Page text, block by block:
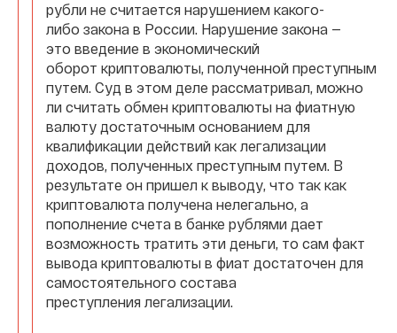
рубли не считается нарушением какого-
либо закона в России. Нарушение закона —
это введение в экономический
оборот криптовалюты, полученной преступным
путем. Суд в этом деле рассматривал, можно
ли считать обмен криптовалюты на фиатную
валюту достаточным основанием для
квалификации действий как легализации
доходов, полученных преступным путем. В
результате он пришел к выводу, что так как
криптовалюта получена нелегально, а
пополнение счета в банке рублями дает
возможность тратить эти деньги, то сам факт
вывода криптовалюты в фиат достаточен для
самостоятельного состава
преступления легализации.